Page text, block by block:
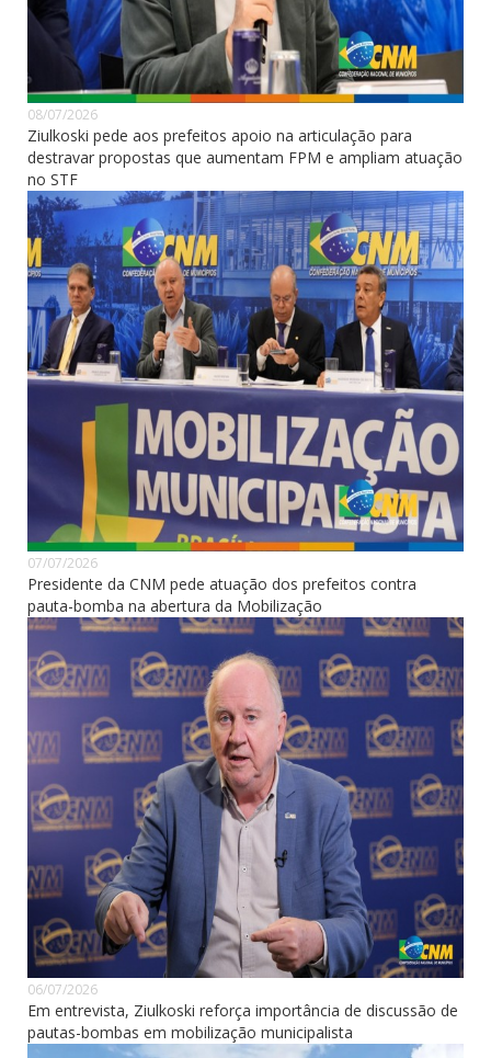
08/07/2026
Ziulkoski pede aos prefeitos apoio na articulação para
destravar propostas que aumentam FPM e ampliam atuação
no STF
07/07/2026
Presidente da CNM pede atuação dos prefeitos contra
pauta-bomba na abertura da Mobilização
06/07/2026
Em entrevista, Ziulkoski reforça importância de discussão de
pautas-bombas em mobilização municipalista